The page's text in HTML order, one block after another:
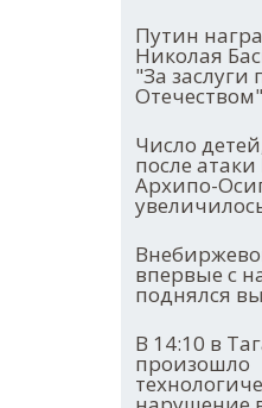
Путин
Николая
"За заслуги
Число
после
Архипо-
впервые с
поднялся
В 14:10 в
произошло